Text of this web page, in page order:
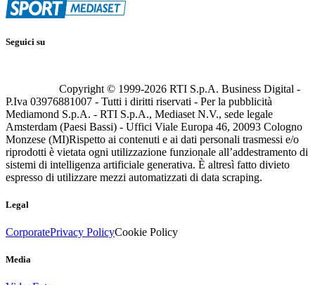
Seguici su
Copyright © 1999-2026 RTI S.p.A. Business Digital -
P.Iva 03976881007 - Tutti i diritti riservati - Per la pubblicità
Mediamond S.p.A. - RTI S.p.A., Mediaset N.V., sede legale
Amsterdam (Paesi Bassi) - Uffici Viale Europa 46, 20093 Cologno
Monzese (MI)Rispetto ai contenuti e ai dati personali trasmessi e/o
riprodotti è vietata ogni utilizzazione funzionale all’addestramento di
sistemi di intelligenza artificiale generativa. È altresì fatto divieto
espresso di utilizzare mezzi automatizzati di data scraping.
Legal
CorporatePrivacy PolicyCookie Policy
Media